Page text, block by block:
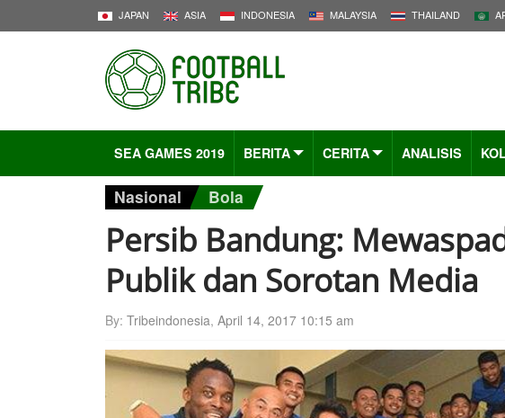
JAPAN ASIA INDONESIA MALAYSIA THAILAND
SEA GAMES 2019 BERITA CERITA ANALISIS
Nasional Bola
Persib Bandung:
Publik dan Sorotan Media
By: Tribeindonesia, April 14, 2017 10:15 am